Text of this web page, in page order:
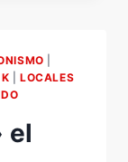
|LOCALES
el